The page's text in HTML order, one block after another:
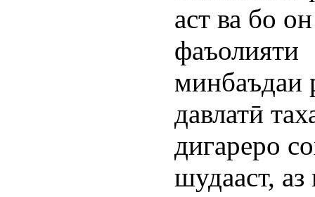
аст ва бо
фаъолияти
минбаъдаи
давлатӣ
дигареро
шудааст,